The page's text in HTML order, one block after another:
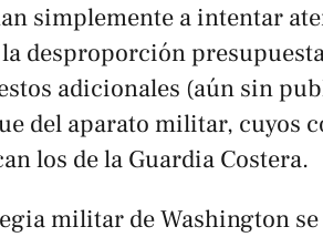
simplemente a intentar
la desproporción
adicionales (aún sin
del aparato militar, cuyos
los de la Guardia Costera.
militar de Washington